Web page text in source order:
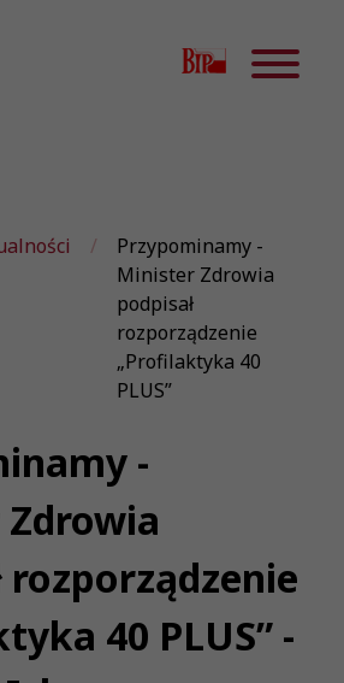
Przypominamy -
Minister Zdrowia
podpisał
rozporządzenie
„Profilaktyka 40
PLUS”
-
rozporządzenie
40 PLUS” -